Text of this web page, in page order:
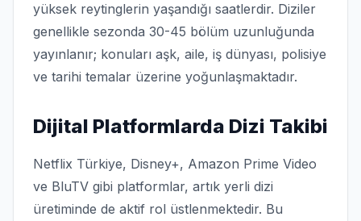
yüksek reytinglerin yaşandığı saatlerdir. Diziler
genellikle sezonda 30-45 bölüm uzunluğunda
yayınlanır; konuları aşk, aile, iş dünyası, polisiye
ve tarihi temalar üzerine yoğunlaşmaktadır.
Dijital Platformlarda Dizi Takibi
Netflix Türkiye, Disney+, Amazon Prime Video
ve BluTV gibi platformlar, artık yerli dizi
üretiminde de aktif rol üstlenmektedir. Bu